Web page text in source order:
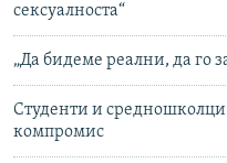
сексуалноста“
„Да бидеме реални, да го
Студенти и
компромис